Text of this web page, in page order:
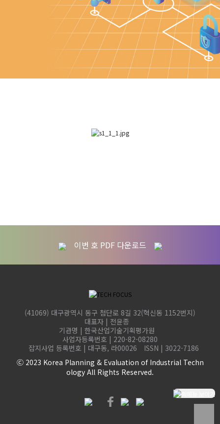
이번 호 PDF 다운로드
(41069) 대구광역시 동구 첨단로 8길 32(혁신동 1152번지)
대표자 | 전윤종
기관명 | 한국산업기술기획평가원
사업자등록번호 | 220-82-08280
잡지사업 등록번호 | 대구동, 라00026 ISSN | 3022-7186
Ⓒ 2023 Korea Planning & Evaluation of Industrial Techn
ology All Rights Reserved.